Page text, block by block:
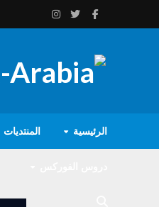
الرئيسية المنتديات